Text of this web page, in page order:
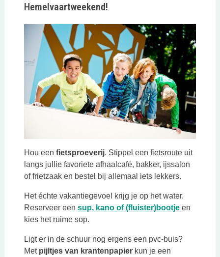
Hemelvaartweekend!
Hou een fietsproeverij. Stippel een fietsroute uit
langs jullie favoriete afhaalcafé, bakker, ijssalon
of frietzaak en bestel bij allemaal iets lekkers.
Het échte vakantiegevoel krijg je op het water.
Reserveer een sup, kano of (fluister)bootjeDeze link
en
kies het ruime sop.
Ligt er in de schuur nog ergens een pvc-buis?
Met pijltjes van krantenpapierkun je een